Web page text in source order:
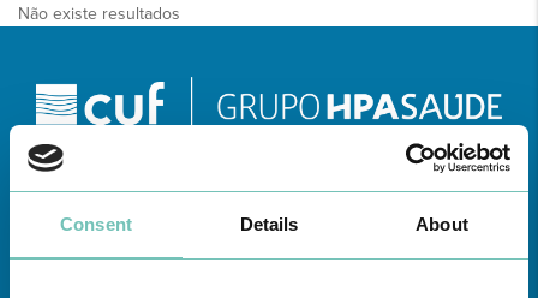
Consent Details About
Não existe resultados